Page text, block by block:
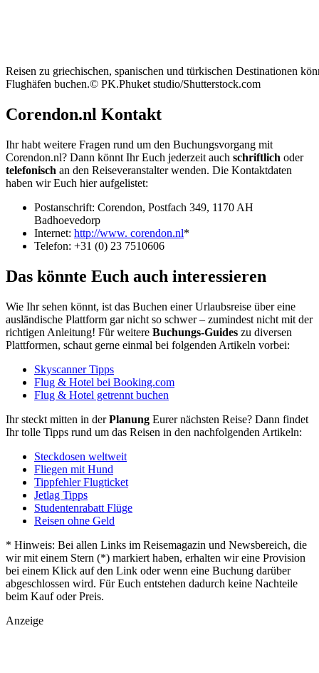
Reisen zu griechischen, spanischen und türkischen Destinationen
Flughäfen buchen.© PK.Phuket studio/Shutterstock.com
Corendon.nl Kontakt
Ihr habt weitere Fragen rund um den Buchungsvorgang mit
Corendon.nl? Dann könnt Ihr Euch jederzeit auch schriftlich oder
telefonisch an den Reiseveranstalter wenden. Die Kontaktdaten
haben wir Euch hier aufgelistet:
Postanschrift: Corendon, Postfach 349, 1170 AH
Badhoevedorp
Internet: http://www. corendon.nl*
Telefon: +31 (0) 23 7510606
Das könnte Euch auch interessieren
Wie Ihr sehen könnt, ist das Buchen einer Urlaubsreise über eine
ausländische Plattform gar nicht so schwer – zumindest nicht mit der
richtigen Anleitung! Für weitere Buchungs-Guides zu diversen
Plattformen, schaut gerne einmal bei folgenden Artikeln vorbei:
Skyscanner Tipps
Flug & Hotel bei Booking.com
Flug & Hotel getrennt buchen
Ihr steckt mitten in derPlanung Eurer nächsten Reise? Dann findet
Ihr tolle Tipps rund um das Reisen in den nachfolgenden Artikeln:
Steckdosen weltweit
Fliegen mit Hund
Tippfehler Flugticket
Jetlag Tipps
Studentenrabatt Flüge
Reisen ohne Geld
* Hinweis: Bei allen Links im Reisemagazin und Newsbereich, die
wir mit einem Stern (*) markiert haben, erhalten wir eine Provision
bei einem Klick auf den Link oder wenn eine Buchung darüber
abgeschlossen wird. Für Euch entstehen dadurch keine Nachteile
beim Kauf oder Preis.
Anzeige